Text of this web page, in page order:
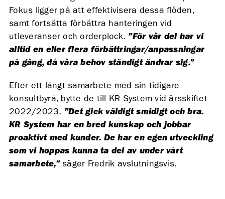
Fokus ligger på att effektivisera dessa flöden,
samt fortsätta förbättra hanteringen vid
utleveranser och orderplock. ”För vår del har vi
alltid en eller flera förbättringar/anpassningar
på gång, då våra behov ständigt ändrar sig.”
Efter ett långt samarbete med sin tidigare
konsultbyrå, bytte de till KR System vid årsskiftet
2022/2023. ”Det gick väldigt smidigt och bra.
KR System har en bred kunskap och jobbar
proaktivt med kunder. De har en egen utveckling
som vi hoppas kunna ta del av under vårt
samarbete,”säger Fredrik avslutningsvis.